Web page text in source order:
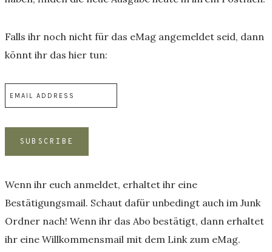
Falls ihr noch nicht für das eMag angemeldet seid, dann
könnt ihr das hier tun:
Wenn ihr euch anmeldet, erhaltet ihr eine
Bestätigungsmail. Schaut dafür unbedingt auch im Junk
Ordner nach! Wenn ihr das Abo bestätigt, dann erhaltet
ihr eine Willkommensmail mit dem Link zum eMag.